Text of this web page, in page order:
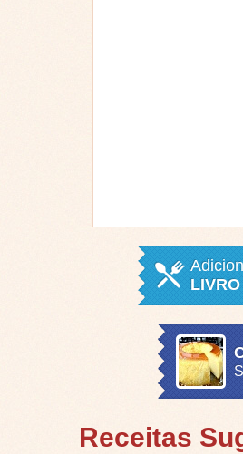
Receitas